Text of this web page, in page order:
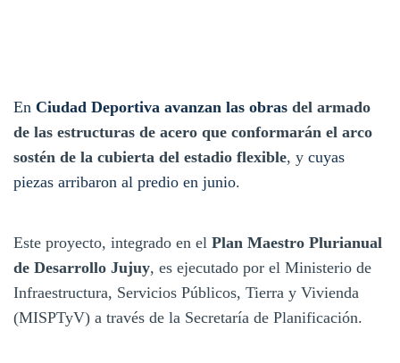
En Ciudad Deportiva avanzan las obras del armado
de las estructuras de acero que conformarán el arco
sostén de la cubierta del estadio flexible, y cuyas
piezas arribaron al predio en junio.
Este proyecto, integrado en el Plan Maestro Plurianual
de Desarrollo Jujuy, es ejecutado por el Ministerio de
Infraestructura, Servicios Públicos, Tierra y Vivienda
(MISPTyV) a través de la Secretaría de Planificación.